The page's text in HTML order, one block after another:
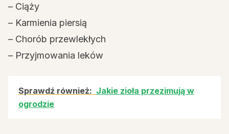
– Ciąży
– Karmienia piersią
– Chorób przewlekłych
– Przyjmowania leków
Sprawdź również: Jakie zioła przezimują w
ogrodzie